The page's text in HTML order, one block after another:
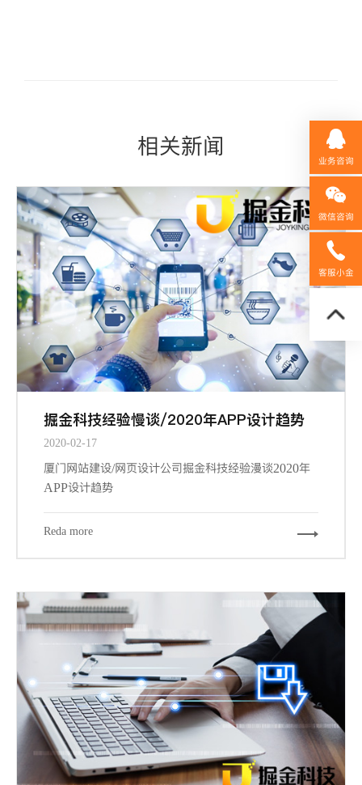
业务咨询
微信咨询
客服小金
相关新闻
掘金科技经验慢谈/2020年APP设计趋势
2020-02-17
厦门网站建设/网页设计公司掘金科技经验漫谈2020年
APP设计趋势
Reda more